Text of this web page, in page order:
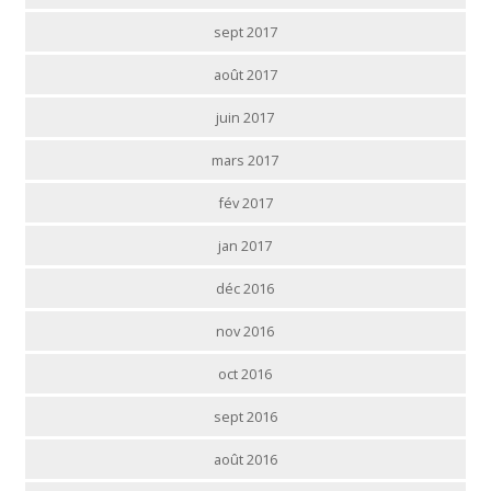
sept 2017
août 2017
juin 2017
mars 2017
fév 2017
jan 2017
déc 2016
nov 2016
oct 2016
sept 2016
août 2016